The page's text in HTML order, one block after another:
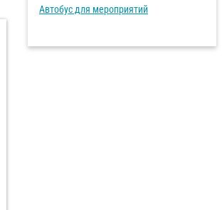
Автобус для мероприятий